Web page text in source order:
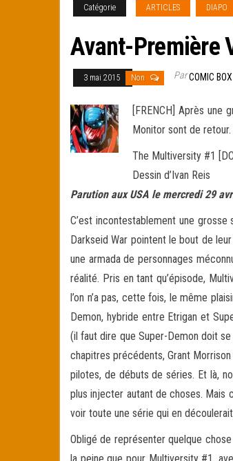
Catégorie ARTICLES DIAPO
Avant-Première
3 mai 2015 Non ParCOMIC BOX
[FRENCH] Après une
Monitor sont de
The Multiversity #1
Dessin d’Ivan Reis
Parution aux USA le mercredi 29
C’est incontestablement une
Darkseid War pointent le bout de
une armada de personnages
réalité. Pris en tant qu’épisode,
l’on n’a pas, cette fois, le même
Demon, hybride entre Etrigan et
(il faut dire que Super-Demon doit
chapitres précédents, Grant
pilotes, de débuts de séries. Et là,
plus injecter autant de choses. Mais
voir toute une série qui en
Obligé de représenter quelque